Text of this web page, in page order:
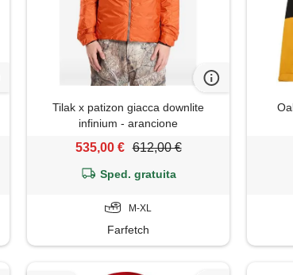
Tilak x patizon giacca downlite
infinium - arancione
535,00 € 612,00 €
Sped. gratuita
M-XL
Farfetch